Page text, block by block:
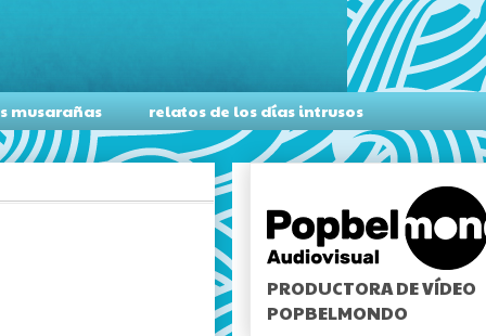
musarañas relatos de los días intrusos
PRODUCTORA DE VÍDEO
POPBELMONDO